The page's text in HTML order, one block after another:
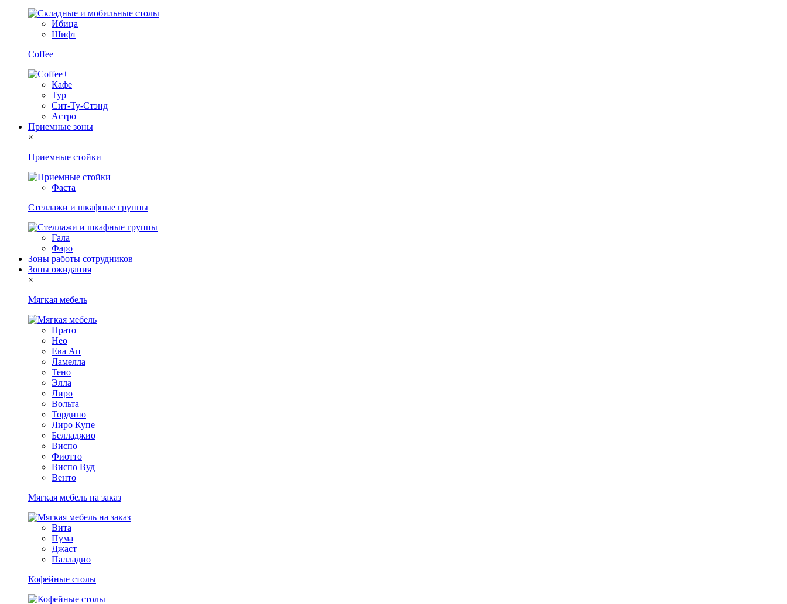
Ибица
Шифт
Coffee+
Кафе
Тур
Сит-Ту-Стэнд
Астро
Приемные зоны
×
Приемные стойки
Фаста
Стеллажи и шкафные группы
Гала
Фаро
Зоны работы сотрудников
Зоны ожидания
×
Мягкая мебель
Прато
Нео
Ева Ап
Ламелла
Тено
Элла
Лиро
Вольта
Тордино
Лиро Купе
Белладжио
Виспо
Фиотто
Виспо Вуд
Венто
Мягкая мебель на заказ
Вита
Пума
Джаст
Палладио
Кофейные столы